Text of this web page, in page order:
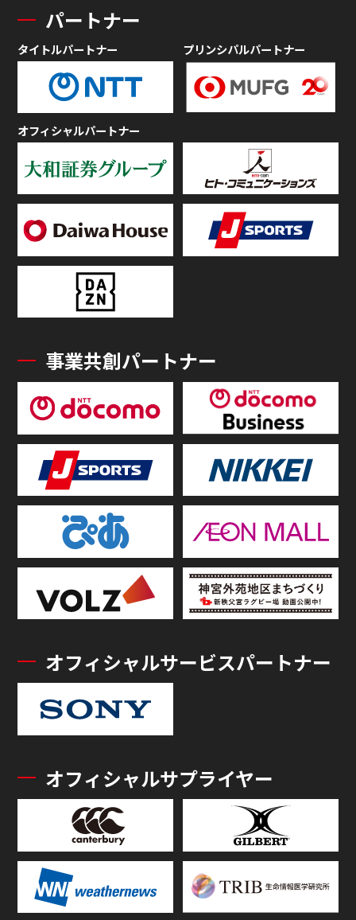
パートナー
タイトルパートナー プリンシパルパートナー
オフィシャルパートナー
事業共創パートナー
オフィシャルサービスパートナー
オフィシャルサプライヤー